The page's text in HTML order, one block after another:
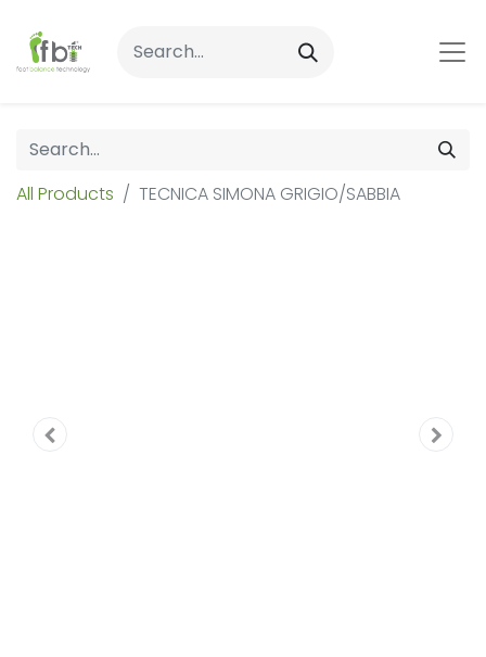
All Products TECNICA SIMONA GRIGIO/SABBIA